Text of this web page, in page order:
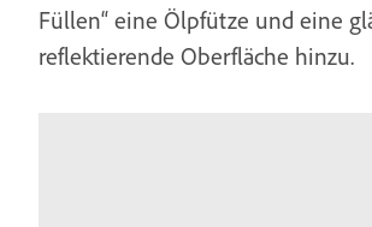
Füllen“ eine Ölpfütze und eine
reflektierende Oberfläche hinzu.